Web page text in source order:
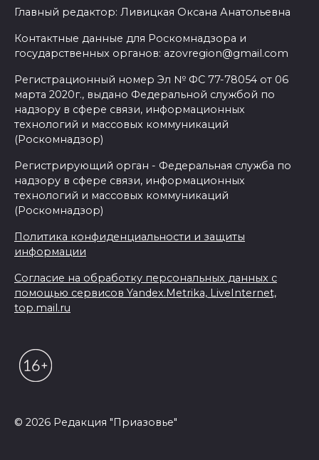
Главный редактор: Ливицкая Оксана Анатольевна
Контактные данные для Роскомнадзора и
государственных органов: azovregion@gmail.com
Регистрационный номер Эл № ФС 77-78054 от 06
марта 2020г., выдано Федеральной службой по
надзору в сфере связи, информационных
технологий и массовых коммуникаций
(Роскомнадзор)
Регистрирующий орган - Федеральная служба по
надзору в сфере связи, информационных
технологий и массовых коммуникаций
(Роскомнадзор)
Политика конфиденциальности и защиты
информации
Согласие на обработку персональных данных с
помощью сервисов Yandex.Metrika, LiveInternet,
top.mail.ru
© 2026 Редакция "Приазовье"